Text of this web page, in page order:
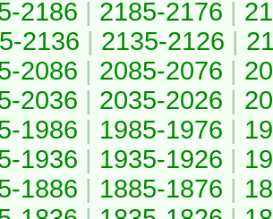
2186 | 2185-2176 |
2136 | 2135-2126 |
2086 | 2085-2076 |
2036 | 2035-2026 |
1986 | 1985-1976 |
1936 | 1935-1926 |
1886 | 1885-1876 |